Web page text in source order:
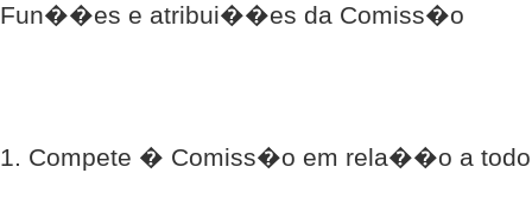
Fun��es e atribui��es da Comiss�o
1. Compete � Comiss�o em rela��o a